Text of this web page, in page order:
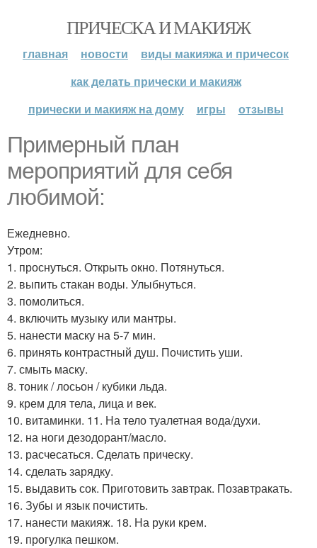
ПРИЧЕСКА И МАКИЯЖ
главная новости
виды макияжа и причесок
как делать прически и макияж
прически и макияж на дому
игры отзывы
Примерный план
мероприятий для себя
любимой:
Ежедневно.
Утром:
1. проснуться. Открыть окно. Потянуться.
2. выпить стакан воды. Улыбнуться.
3. помолиться.
4. включить музыку или мантры.
5. нанести маску на 5-7 мин.
6. принять контрастный душ. Почистить уши.
7. смыть маску.
8. тоник / лосьон / кубики льда.
9. крем для тела, лица и век.
10. витаминки. 11. На тело туалетная вода/духи.
12. на ноги дезодорант/масло.
13. расчесаться. Сделать прическу.
14. сделать зарядку.
15. выдавить сок. Приготовить завтрак. Позавтракать.
16. Зубы и язык почистить.
17. нанести макияж. 18. На руки крем.
19. прогулка пешком.